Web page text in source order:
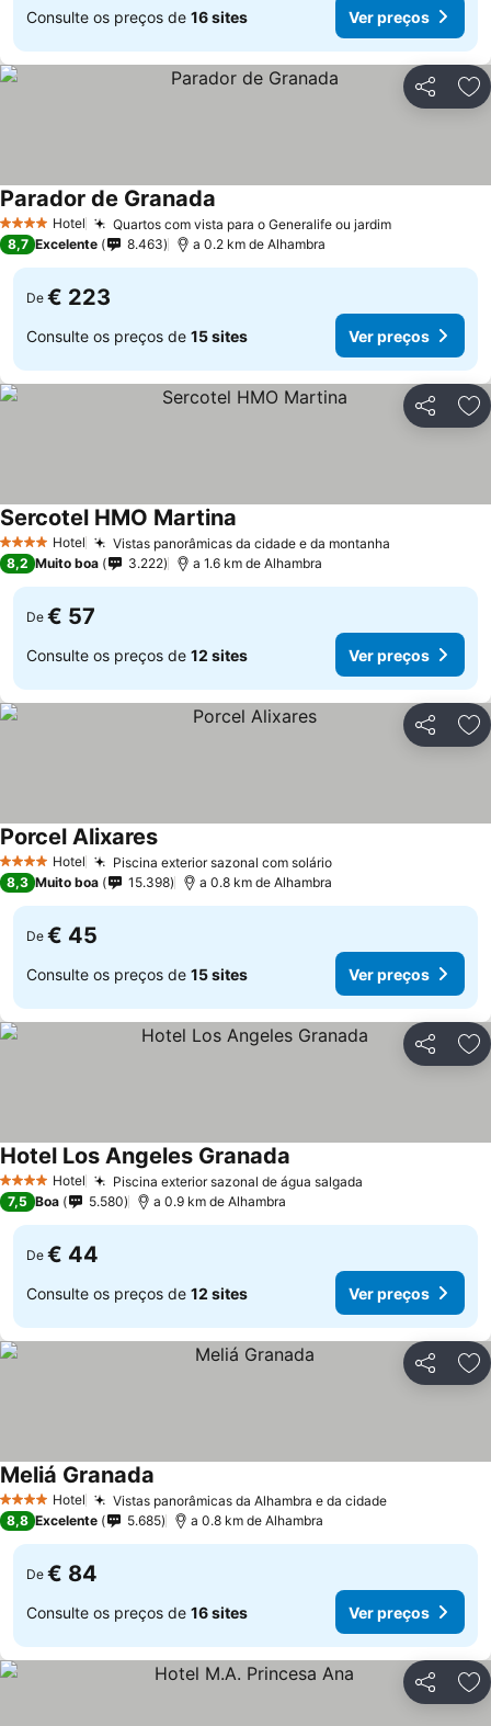
Consulte os preços de 16 sites Ver preços
Partilhar
4 EstrelasHotel Quartos com vista para o Generalife ou jardim
Parador de Granada
8,7 Excelente 8.463 a 0.2 km de Alhambra
De € 223
Consulte os preços de 15 sites Ver preços
Partilhar
4 EstrelasHotel Vistas panorâmicas da cidade e da montanha
Sercotel HMO Martina
8,2 Muito boa 3.222 a 1.6 km de Alhambra
De € 57
Consulte os preços de 12 sites Ver preços
Partilhar
4 EstrelasHotel Piscina exterior sazonal com solário
Porcel Alixares
8,3 Muito boa 15.398 a 0.8 km de Alhambra
De € 45
Consulte os preços de 15 sites Ver preços
Partilhar
4 EstrelasHotel Piscina exterior sazonal de água salgada
Hotel Los Angeles Granada
7,5 Boa 5.580 a 0.9 km de Alhambra
De € 44
Consulte os preços de 12 sites Ver preços
Partilhar
4 EstrelasHotel Vistas panorâmicas da Alhambra e da cidade
Meliá Granada
8,8 Excelente 5.685 a 0.8 km de Alhambra
De € 84
Consulte os preços de 16 sites Ver preços
Partilhar